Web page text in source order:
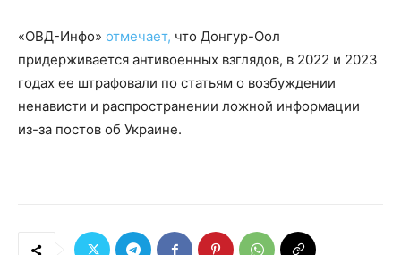
«ОВД-Инфо» отмечает, что Донгур-Оол
придерживается антивоенных взглядов, в 2022 и 2023
годах ее штрафовали по статьям о возбуждении
ненависти и распространении ложной информации
из-за постов об Украине.